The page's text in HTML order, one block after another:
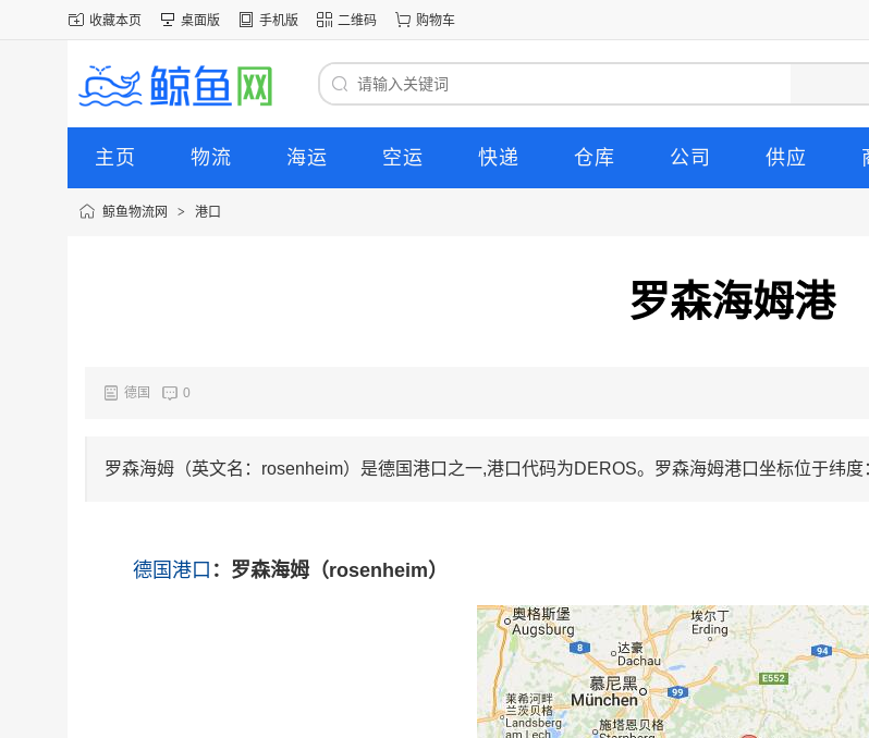
收藏本页 桌面版 手机版 二维码 购物车
主页 物流 海运 空运 快递 仓库 公司 供应
鲸鱼物流网 > 港口
罗森海姆港
德国 0
罗森海姆（英文名：rosenheim）是德国港口之一,港口代码为DEROS。罗森海姆港口坐标位于纬
德国港口 ：罗森海姆（rosenheim）